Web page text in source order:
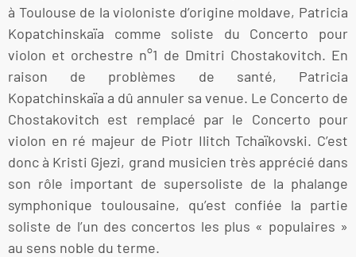
à Toulouse de la violoniste d’origine moldave, Patricia
Kopatchinskaïa comme soliste du Concerto pour
violon et orchestre n°1 de Dmitri Chostakovitch. En
raison de problèmes de santé, Patricia
Kopatchinskaïa a dû annuler sa venue. Le Concerto de
Chostakovitch est remplacé par le Concerto pour
violon en ré majeur de Piotr Ilitch Tchaïkovski. C’est
donc à Kristi Gjezi, grand musicien très apprécié dans
son rôle important de supersoliste de la phalange
symphonique toulousaine, qu’est confiée la partie
soliste de l’un des concertos les plus « populaires »
au sens noble du terme.